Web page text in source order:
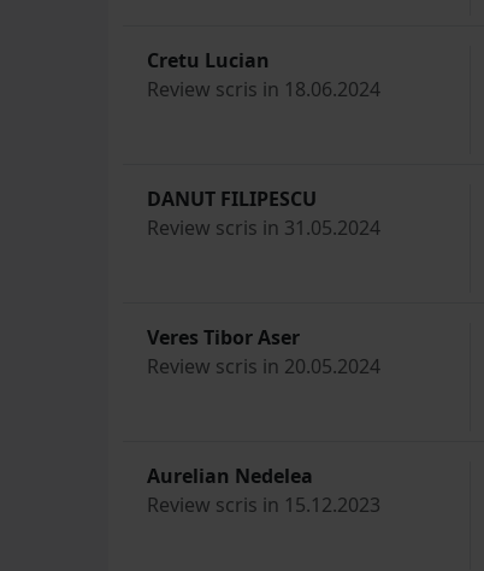
Cretu Lucian
Review scris in 18.06.2024
DANUT FILIPESCU
Review scris in 31.05.2024
Veres Tibor Aser
Review scris in 20.05.2024
Aurelian Nedelea
Review scris in 15.12.2023